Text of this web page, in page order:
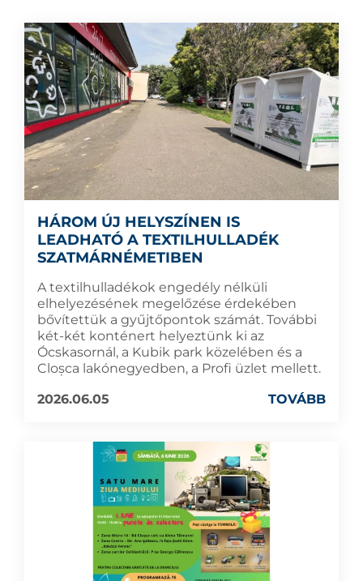
HÁROM ÚJ HELYSZÍNEN IS
LEADHATÓ A TEXTILHULLADÉK
SZATMÁRNÉMETIBEN
A textilhulladékok engedély nélküli
elhelyezésének megelőzése érdekében
bővítettük a gyűjtőpontok számát. További
két-két konténert helyeztünk ki az
Ócskasornál, a Kubik park közelében és a
Cloșca lakónegyedben, a Profi üzlet mellett.
2026.06.05
TOVÁBB